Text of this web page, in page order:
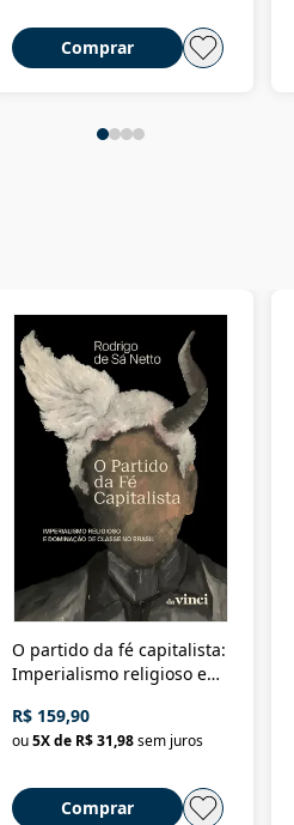
Comprar
O partido da fé capitalista:
Imperialismo religioso e
Brasil
R$ 159,90
ou5X de R$ 31,98sem juros
Comprar